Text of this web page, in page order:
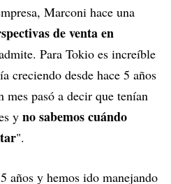
Marconi hace una
de venta en
Para Tokio es increíble
creciendo desde hace 5 años
mes pasó a decir que tenían
y no sabemos cuándo
".
años y hemos ido manejando